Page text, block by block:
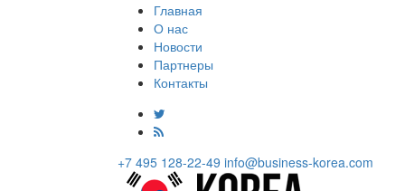
Главная
О нас
Новости
Партнеры
Контакты
+7 495 128-22-49 info@business-korea.com